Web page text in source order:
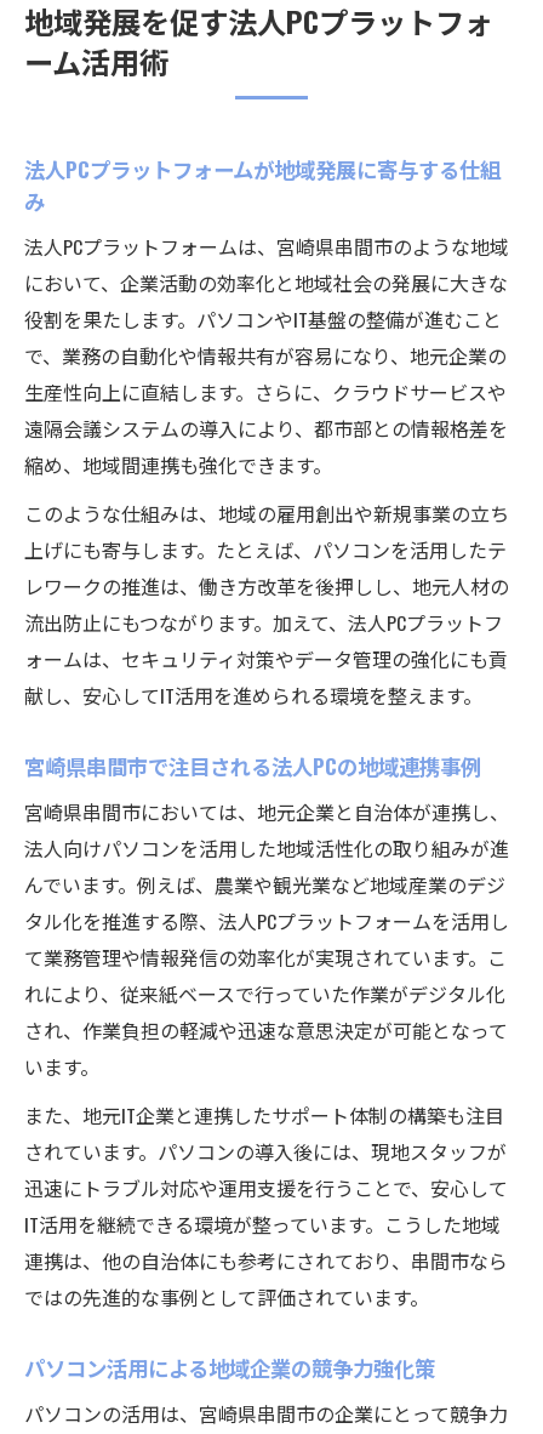
地域発展を促す法人PCプラットフォ
ーム活用術
法人PCプラットフォームが地域発展に寄与する仕組
み
法人PCプラットフォームは、宮崎県串間市のような地域
において、企業活動の効率化と地域社会の発展に大きな
役割を果たします。パソコンやIT基盤の整備が進むこと
で、業務の自動化や情報共有が容易になり、地元企業の
生産性向上に直結します。さらに、クラウドサービスや
遠隔会議システムの導入により、都市部との情報格差を
縮め、地域間連携も強化できます。
このような仕組みは、地域の雇用創出や新規事業の立ち
上げにも寄与します。たとえば、パソコンを活用したテ
レワークの推進は、働き方改革を後押しし、地元人材の
流出防止にもつながります。加えて、法人PCプラットフ
ォームは、セキュリティ対策やデータ管理の強化にも貢
献し、安心してIT活用を進められる環境を整えます。
宮崎県串間市で注目される法人PCの地域連携事例
宮崎県串間市においては、地元企業と自治体が連携し、
法人向けパソコンを活用した地域活性化の取り組みが進
んでいます。例えば、農業や観光業など地域産業のデジ
タル化を推進する際、法人PCプラットフォームを活用し
て業務管理や情報発信の効率化が実現されています。こ
れにより、従来紙ベースで行っていた作業がデジタル化
され、作業負担の軽減や迅速な意思決定が可能となって
います。
また、地元IT企業と連携したサポート体制の構築も注目
されています。パソコンの導入後には、現地スタッフが
迅速にトラブル対応や運用支援を行うことで、安心して
IT活用を継続できる環境が整っています。こうした地域
連携は、他の自治体にも参考にされており、串間市なら
ではの先進的な事例として評価されています。
パソコン活用による地域企業の競争力強化策
パソコンの活用は、宮崎県串間市の企業にとって競争力